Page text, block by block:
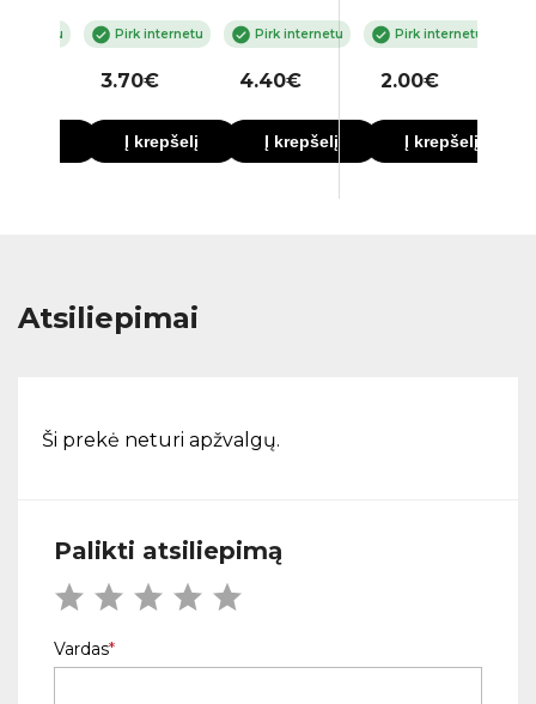
Pirk internetu
3.70€
Į krepšelį
Pirk internetu
4.40€
Į krepšelį
Pirk internetu
2.00€
Į krepšelį
Atsiliepimai
Ši prekė neturi apžvalgų.
Palikti atsiliepimą
Vardas